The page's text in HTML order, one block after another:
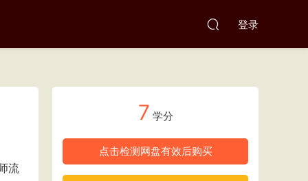
登录
流
7 学分
点击检测网盘有效后购买